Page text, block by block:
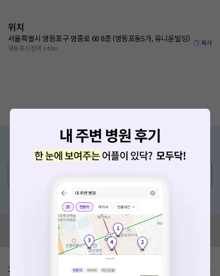
위치
서울특별시 영등포구 영중로 60 8층 (영등포동5가, 유니온빌딩)
영등포시장역 140m
복사
증상/치료, 궁금한 점이 있나요?
의사가 직접 답해드려요!
혹은, 의료상담 서비스에 다양한 게시글 보러가기
혹시 잘못된 병원정보가 있나요?
모두닥 팀에 알려주세요!
가격표